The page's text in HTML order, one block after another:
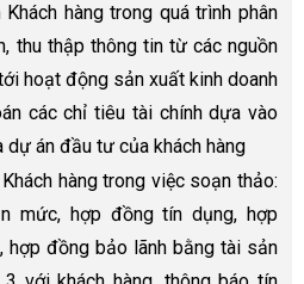
hàng trong quá trình phân
thu thập thông tin từ các nguồn
hoạt động sản xuất kinh doanh
các chỉ tiêu tài chính dựa vào
dự án đầu tư của khách hàng
hàng trong việc soạn thảo:
mức, hợp đồng tín dụng, hợp
hợp đồng bảo lãnh bằng tài sản